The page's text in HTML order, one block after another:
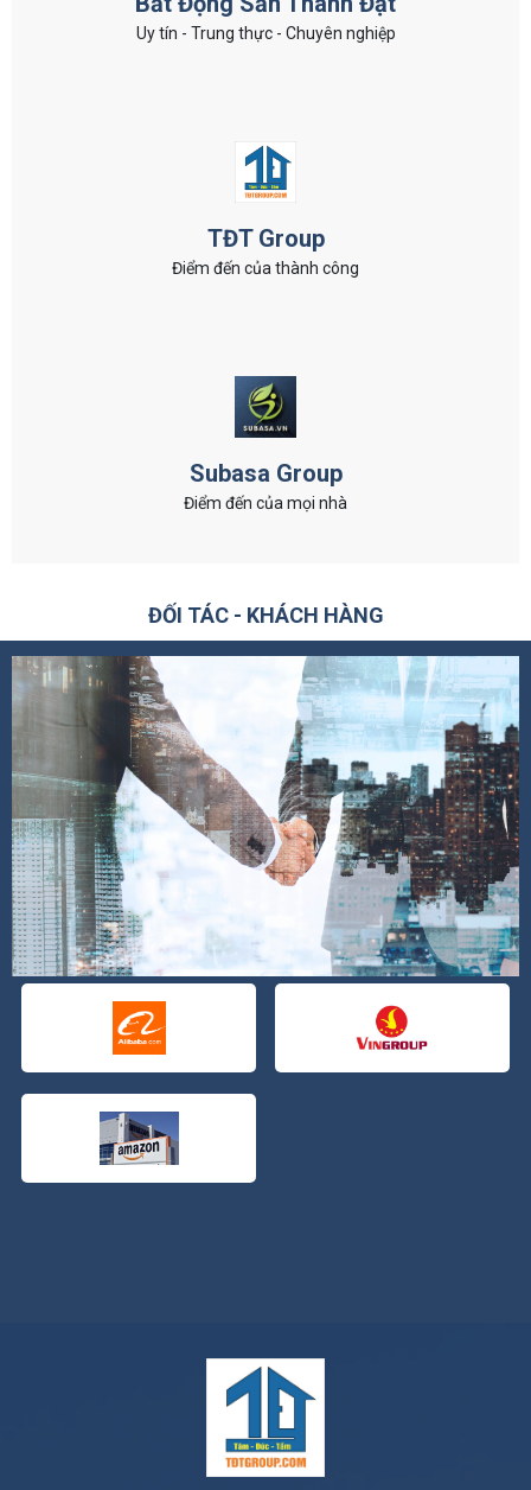
Uy tín - Trung thực - Chuyên nghiệp
TĐT Group
Điểm đến của thành công
Subasa Group
Điểm đến của mọi nhà
ĐỐI TÁC - KHÁCH HÀNG